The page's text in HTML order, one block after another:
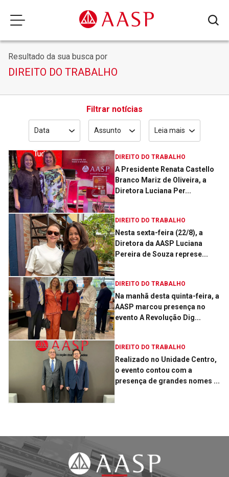
Resultado da sua busca por
DIREITO DO TRABALHO
Filtrar notícias
Data Assunto Leia mais
DIREITO DO TRABALHO
A Presidente Renata Castello
Branco Mariz de Oliveira, a
Diretora Luciana Per...
DIREITO DO TRABALHO
Nesta sexta-feira (22/8), a
Diretora da AASP Luciana
Pereira de Souza represe...
DIREITO DO TRABALHO
Na manhã desta quinta-feira, a
AASP marcou presença no
evento A Revolução Dig...
DIREITO DO TRABALHO
Realizado no Unidade Centro,
o evento contou com a
presença de grandes nomes ...